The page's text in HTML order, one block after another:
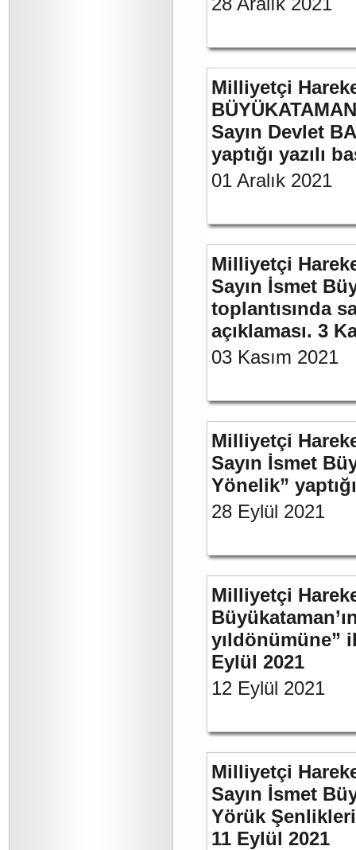
Milliyetçi
Sayın Devlet
yaptığı yazılı
01 Aralık 2021
Milliyetçi
Sayın İsmet
toplantısında
açıklaması. 3
03 Kasım 2021
Milliyetçi
Sayın İsmet
Yönelik”
28 Eylül 2021
Milliyetçi
yıldönümüne”
Eylül 2021
12 Eylül 2021
Milliyetçi
Sayın İsmet
Yörük
11 Eylül 2021